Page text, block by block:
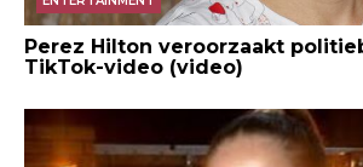
Perez Hilton veroorzaakt
TikTok-video (video)